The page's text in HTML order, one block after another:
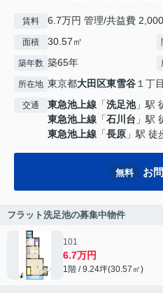
賃料 6.7万円 管理/共益費
面積 30.57㎡
築年数 築65年
所在地 東京都大田区東雪谷 １丁
交通 東急池上線 「洗足池」駅
東急池上線 「石川台 」駅
東急池上線 「長原 」駅 徒
無料 お
フラット洗足池の募集中物件
101
6.7万円
1階 / 9.24坪(30.57㎡)